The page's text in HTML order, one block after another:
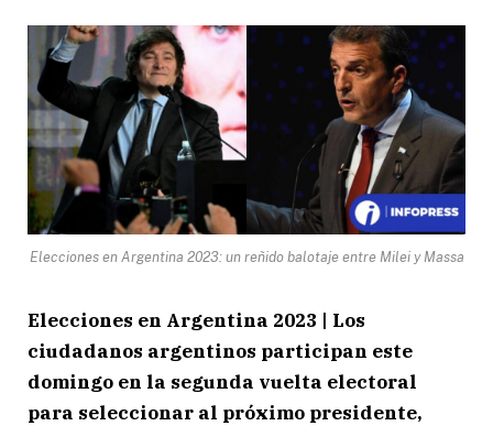
Elecciones en Argentina 2023: un reñido balotaje entre Milei y Massa
Elecciones en Argentina 2023 | Los
ciudadanos argentinos participan este
domingo en la segunda vuelta electoral
para seleccionar al próximo presidente,